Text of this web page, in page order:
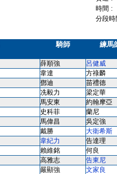
時間 :
分段
騎師 練馬
薛順強 呂健威
韋達 方祿麟
鄧迪 苗禮德
冼毅力 梁定華
馬安東 約翰摩亞
史科菲 蘭尼
馬偉昌 吳定強
戴勝 大衛希斯
韋紀力 告達理
賴維銘 何良
高雅志 告東尼
嚴顯強
文家良